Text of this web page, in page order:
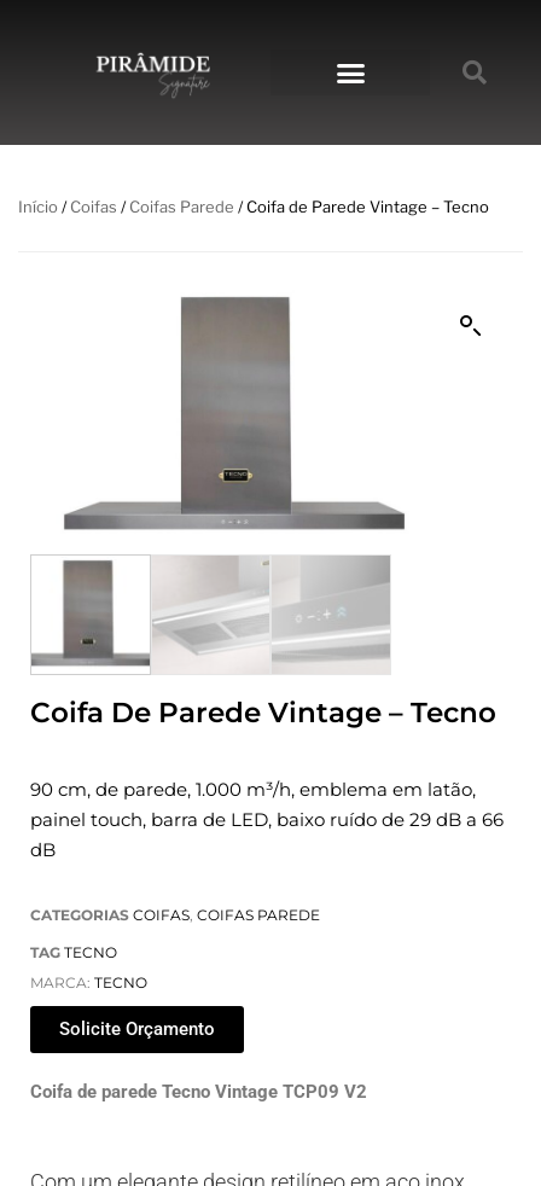
Início /Coifas /Coifas Parede / Coifa de Parede Vintage – Tecno
Coifa De Parede Vintage – Tecno
90 cm, de parede, 1.000 m³/h, emblema em latão,
painel touch, barra de LED, baixo ruído de 29 dB a 66
dB
CATEGORIAS COIFAS, COIFAS PAREDE
TAG TECNO
MARCA: TECNO
Solicite Orçamento
Coifa de parede Tecno Vintage TCP09 V2